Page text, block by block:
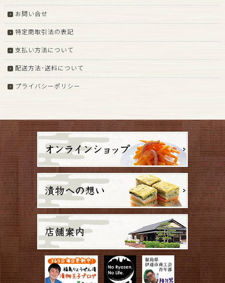
お問い合せ
特定商取引法の表記
支払い方法について
配送方法･送料について
プライバシーポリシー